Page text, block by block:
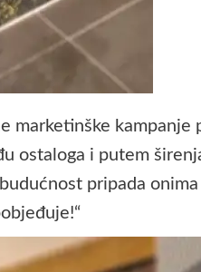
marketinške kampanje
ostaloga i putem
pripada